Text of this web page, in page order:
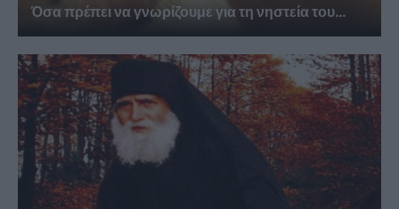
Όσα πρέπει να γνωρίζουμε για τη νηστεία του...